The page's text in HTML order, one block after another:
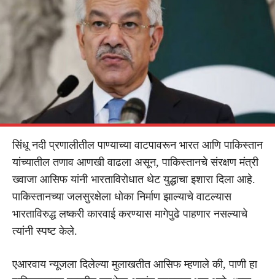
सिंधू नदी प्रणालीतील पाण्याच्या वाटपावरून भारत आणि पाकिस्तान
यांच्यातील तणाव आणखी वाढला असून, पाकिस्तानचे संरक्षण मंत्री
ख्वाजा आसिफ यांनी भारताविरोधात थेट युद्धाचा इशारा दिला आहे.
पाकिस्तानच्या जलसुरक्षेला धोका निर्माण झाल्याचे वाटल्यास
भारताविरुद्ध लष्करी कारवाई करण्यास मागेपुढे पाहणार नसल्याचे
त्यांनी स्पष्ट केले.
एआरवाय न्यूजला दिलेल्या मुलाखतीत आसिफ म्हणाले की, पाणी हा